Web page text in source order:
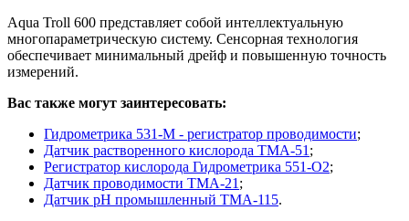
Aqua Troll 600 представляет собой интеллектуальную
многопараметрическую систему. Сенсорная технология
обеспечивает минимальный дрейф и повышенную точность
измерений.
Вас также могут заинтересовать:
Гидрометрика 531-M - регистратор проводимости;
Датчик растворенного кислорода ТМА-51 ;
Регистратор кислорода Гидрометрика 551-О2;
Датчик проводимости ТМА-21 ;
Датчик рН промышленный ТМА-115.